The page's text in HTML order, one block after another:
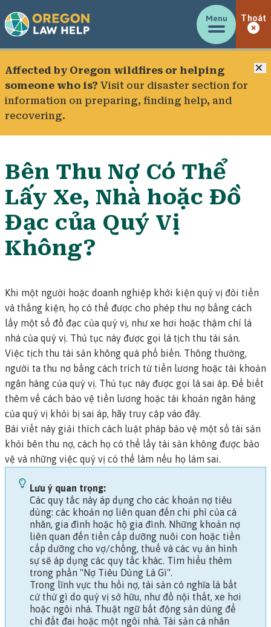
Menu Thoát
Affected by Oregon wildfires or helping
someone who is? Visit our disaster section for
information on preparing, finding help, and
recovering.
Bên Thu Nợ Có Thể
Lấy Xe, Nhà hoặc Đồ
Đạc của Quý Vị
Không?
Khi một người hoặc doanh nghiệp khởi kiện quý vị đòi tiền
và thắng kiện, họ có thể được cho phép thu nợ bằng cách
lấy một số đồ đạc của quý vị, như xe hơi hoặc thậm chí là
nhà của quý vị. Thủ tục này được gọi là tịch thu tài sản.
Việc tịch thu tài sản không quá phổ biến. Thông thường,
người ta thu nợ bằng cách trích từ tiền lương hoặc tài khoản
ngân hàng của quý vị. Thủ tục này được gọi là sai áp. Để biết
thêm về cách bảo vệ tiền lương hoặc tài khoản ngân hàng
của quý vị khỏi bị sai áp, hãy truy cập vào đây.
Bài viết này giải thích cách luật pháp bảo vệ một số tài sản
khỏi bên thu nợ, cách họ có thể lấy tài sản không được bảo
vệ và những việc quý vị có thể làm nếu họ làm sai.
Lưu ý quan trọng:
Các quy tắc này áp dụng cho các khoản nợ tiêu
dùng: các khoản nợ liên quan đến chi phí của cá
nhân, gia đình hoặc hộ gia đình. Những khoản nợ
liên quan đến tiền cấp dưỡng nuôi con hoặc tiền
cấp dưỡng cho vợ/chồng, thuế và các vụ án hình
sự sẽ áp dụng các quy tắc khác. Tìm hiểu thêm
trong phần "Nợ Tiêu Dùng Là Gì".
Trong lĩnh vực thu hồi nợ, tài sản có nghĩa là bất
cứ thứ gì do quý vị sở hữu, như đồ nội thất, xe hơi
hoặc ngôi nhà. Thuật ngữ bất động sản dùng để
chỉ đất đai hoặc một ngôi nhà. Tài sản cá nhân